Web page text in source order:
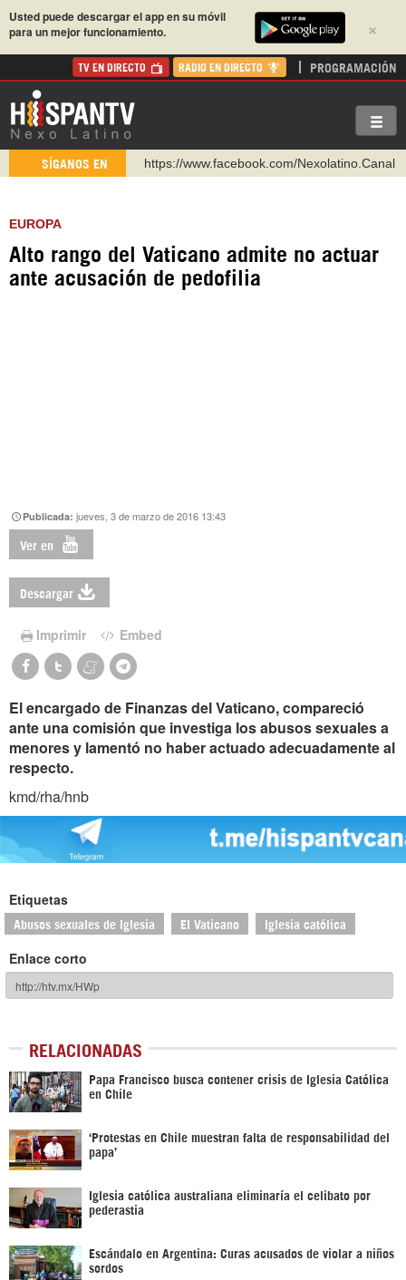
×
Usted puede descargar el app en su móvil
para un mejor funcionamiento.
TV EN DIRECTO RADIO EN DIRECTO PROGRAMACIÓN
SÍGANOS EN
https://www.facebook.com/Nexolatino.Canal
https://t.me/hispantvcanal
https://urmedium.com/c/hispantv
EUROPA
Alto rango del Vaticano admite no actuar
ante acusación de pedofilia
Publicada:jueves, 3 de marzo de 2016 13:43
Ver en
Descargar
Imprimir Embed
El encargado de Finanzas del Vaticano, compareció
ante una comisión que investiga los abusos sexuales a
menores y lamentó no haber actuado adecuadamente al
respecto.
kmd/rha/hnb
Etiquetas
Abusos sexuales de Iglesia El Vaticano Iglesia católica
Enlace corto
RELACIONADAS
Papa Francisco busca contener crisis de Iglesia Católica
en Chile
‘Protestas en Chile muestran falta de responsabilidad del
papa’
Iglesia católica australiana eliminaría el celibato por
pederastia
Escándalo en Argentina: Curas acusados de violar a niños
sordos